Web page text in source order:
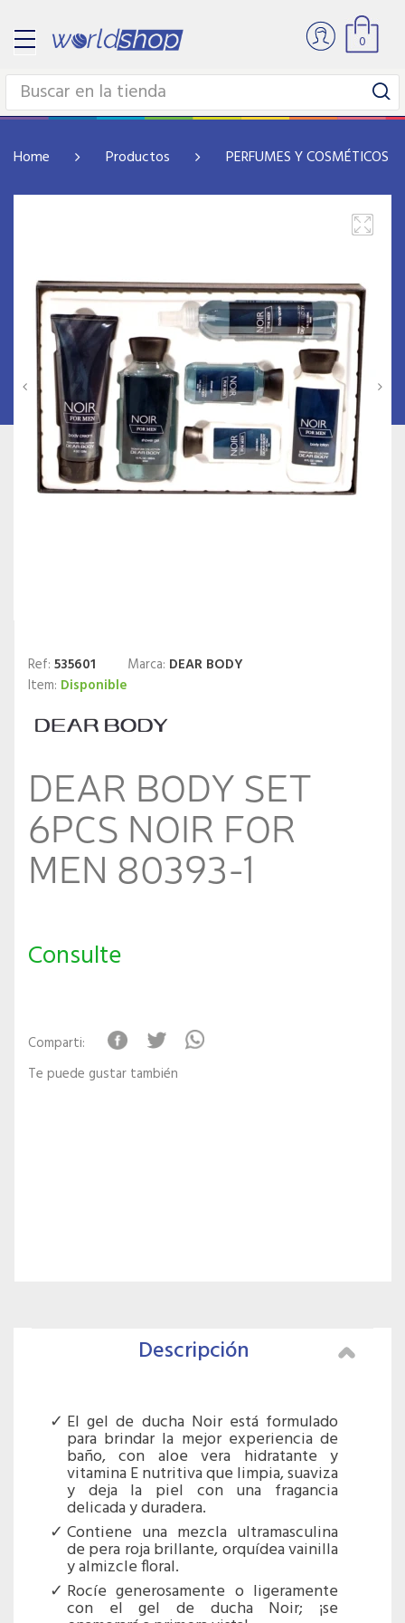
0
Home Productos PERFUMES Y COSMÉTICOS
Ref: 535601 Marca: DEAR BODY
Item: Disponible
DEAR BODY SET
6PCS NOIR FOR
MEN 80393-1
Consulte
Comparti:
Te puede gustar también
Descripción
El gel de ducha Noir está formulado
para brindar la mejor experiencia de
baño, con aloe vera hidratante y
vitamina E nutritiva que limpia, suaviza
y deja la piel con una fragancia
delicada y duradera.
Contiene una mezcla ultramasculina
de pera roja brillante, orquídea vainilla
y almizcle floral.
Rocíe generosamente o ligeramente
con el gel de ducha Noir; ¡se